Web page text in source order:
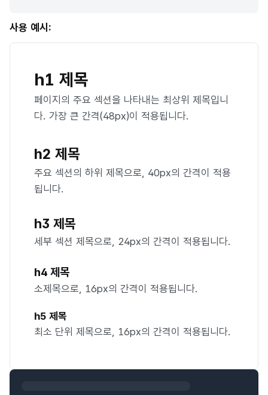
사용 예시:
h1 제목
페이지의 주요 섹션을 나타내는 최상위 제목입니
다. 가장 큰 간격(48px)이 적용됩니다.
h2 제목
주요 섹션의 하위 제목으로, 40px의 간격이 적용
됩니다.
h3 제목
세부 섹션 제목으로, 24px의 간격이 적용됩니다.
h4 제목
소제목으로, 16px의 간격이 적용됩니다.
h5 제목
최소 단위 제목으로, 16px의 간격이 적용됩니다.